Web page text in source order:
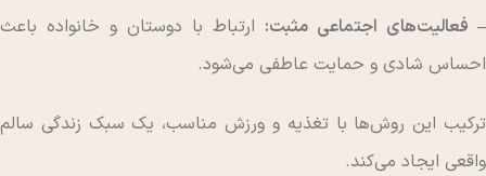
– فعالیت‌های اجتماعی مثبت: ارتباط با دوستان و خانواده باعث
احساس شادی و حمایت عاطفی می‌شود.
ترکیب این روش‌ها با تغذیه و ورزش مناسب، یک سبک زندگی سالم
واقعی ایجاد می‌کند.